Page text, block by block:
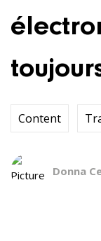
Content
Donna